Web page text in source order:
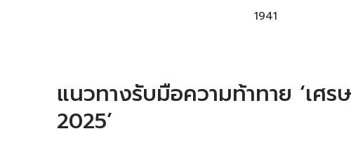
1941
แนวทางรับมือความท้าทาย ‘เศร
2025’